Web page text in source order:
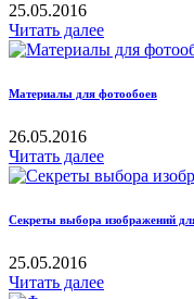
25.05.2016
Читать далее
Материалы для фотообоев
26.05.2016
Читать далее
Секреты выбора изображений
25.05.2016
Читать далее